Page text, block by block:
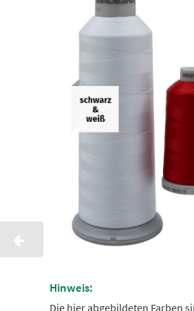
Hinweis:
Die hier abgebildeten Farben